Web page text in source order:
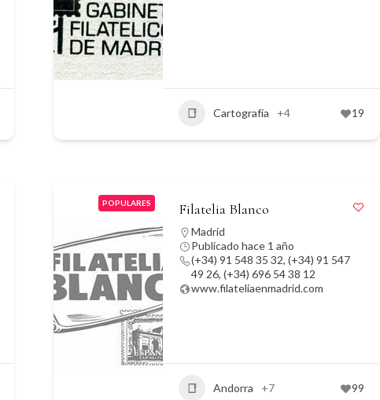
Cartografía +4 19
POPULARES Filatelia Blanco
Madrid
Publicado hace 1 año
(+34) 91 548 35 32, (+34) 91 547
49 26, (+34) 696 54 38 12
www.filateliaenmadrid.com
Andorra +7 99